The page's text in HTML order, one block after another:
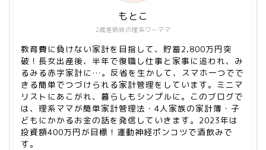
2歳差姉妹の理系ワーママ
もとこ
教育費に負けない家計を目指して、貯蓄2,800万円突
破！長女出産後、半年で復職し仕事と家事に追われ、み
るみる赤字家計に…。反省を生かして、スマホ一つでで
きる簡単でつづけられる家計管理をしています。ミニマ
リストにあこがれ、暮らしもシンプルに。このブログで
は、理系ママが簡単家計管理法・4人家族の家計簿・子
どもにかかるお金の話を発信していきます。2023年は
投資額400万円が目標！運動神経ポンコツで酒飲みで
す。